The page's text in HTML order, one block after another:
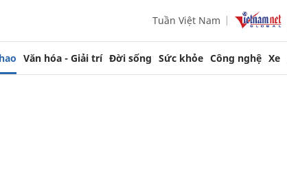
Tuần Việt Nam
Văn hóa - Giải trí Đời sống Sức khỏe Công nghệ Xe